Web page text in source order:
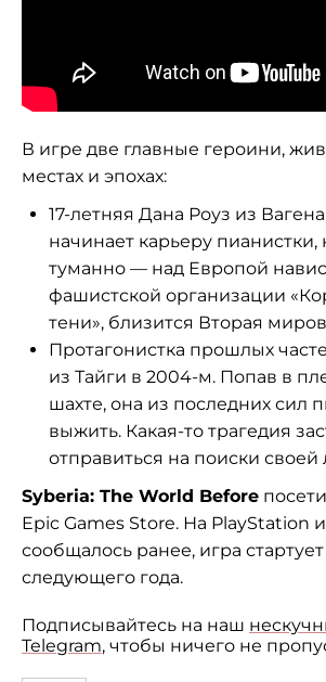
В игре две главные героини,
местах и ​​эпохах:
17-летняя Дана Роуз из
начинает карьеру
туманно — над Европой
фашистской организации
тени», близится Вторая
Протагонистка прошлых
из Тайги в 2004-м. Попав в
шахте, она из последних сил
выжить. Какая-то трагедия
отправиться на поиски своей
Syberia: The World Before
Epic Games Store. На PlayStation
сообщалось ранее, игра
следующего года.
Подписывайтесь на наш
Telegram, чтобы ничего не